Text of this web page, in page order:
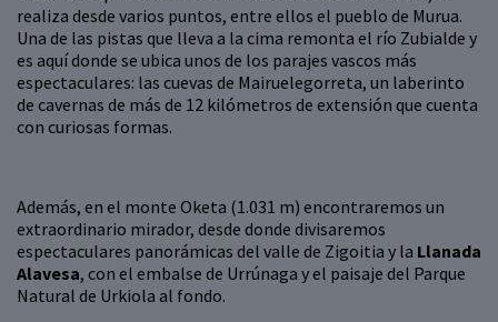
realiza desde varios puntos, entre ellos el pueblo de Murua.
Una de las pistas que lleva a la cima remonta el río Zubialde y
es aquí donde se ubica unos de los parajes vascos más
espectaculares: las cuevas de Mairuelegorreta, un laberinto
de cavernas de más de 12 kilómetros de extensión que cuenta
con curiosas formas.
Además, en el monte Oketa (1.031 m) encontraremos un
extraordinario mirador, desde donde divisaremos
espectaculares panorámicas del valle de Zigoitia y la Llanada
Alavesa, con el embalse de Urrúnaga y el paisaje del Parque
Natural de Urkiola al fondo.